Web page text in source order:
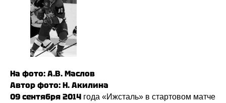
На фото: А.В. Маслов
Автор фото: Н. Акилина
09 сентября 2014 года «Ижсталь» в стартовом матче